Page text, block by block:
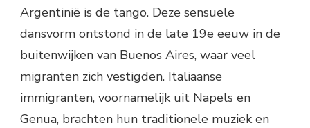
Argentinië is de tango. Deze sensuele
dansvorm ontstond in de late 19e eeuw in de
buitenwijken van Buenos Aires, waar veel
migranten zich vestigden. Italiaanse
immigranten, voornamelijk uit Napels en
Genua, brachten hun traditionele muziek en